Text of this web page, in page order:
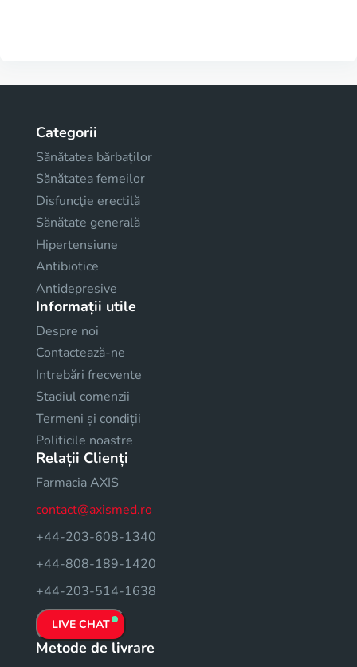
Categorii
Sănătatea bărbaților
Sănătatea femeilor
Disfuncţie erectilă
Sănătate generală
Hipertensiune
Antibiotice
Antidepresive
Informații utile
Despre noi
Contactează-ne
Intrebări frecvente
Stadiul comenzii
Termeni și condiții
Politicile noastre
Relații Clienți
Farmacia AXIS
contact@axismed.ro
+44-203-608-1340
+44-808-189-1420
+44-203-514-1638
LIVE CHAT
Metode de livrare